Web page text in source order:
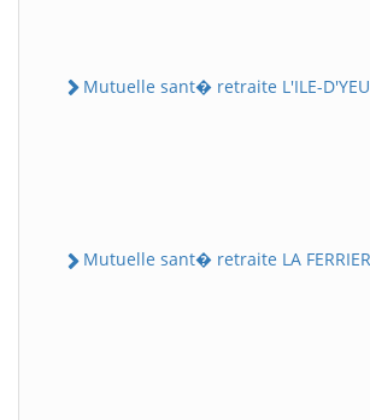
Mutuelle sant� retraite L'ILE-D'YEU
Mutuelle sant� retraite LA